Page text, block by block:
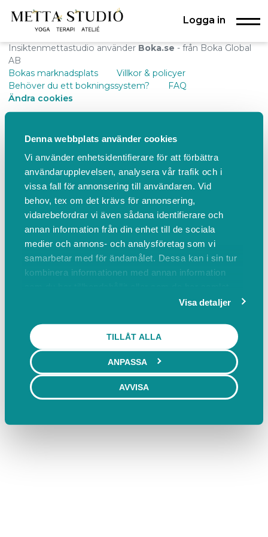
Denna webbplats använder cookies
Vi använder enhetsidentifierare för att förbättra
användarupplevelsen, analysera vår trafik och i
vissa fall för annonsering till användaren. Vid
behov, tex om det krävs för annonsering,
vidarebefordrar vi även sådana identifierare och
annan information från din enhet till de sociala
medier och annons- och analysföretag som vi
samarbetar med för ändamålet. Dessa kan i sin tur
kombinera informationen med annan information
Visa detaljer
TILLÅT ALLA
ANPASSA
AVVISA
Logga in
Insiktenmettastudio använder Boka.se - från Boka Global
AB
Bokas marknadsplats
Villkor & policyer
Behöver du ett bokningssystem?
FAQ
Ändra cookies